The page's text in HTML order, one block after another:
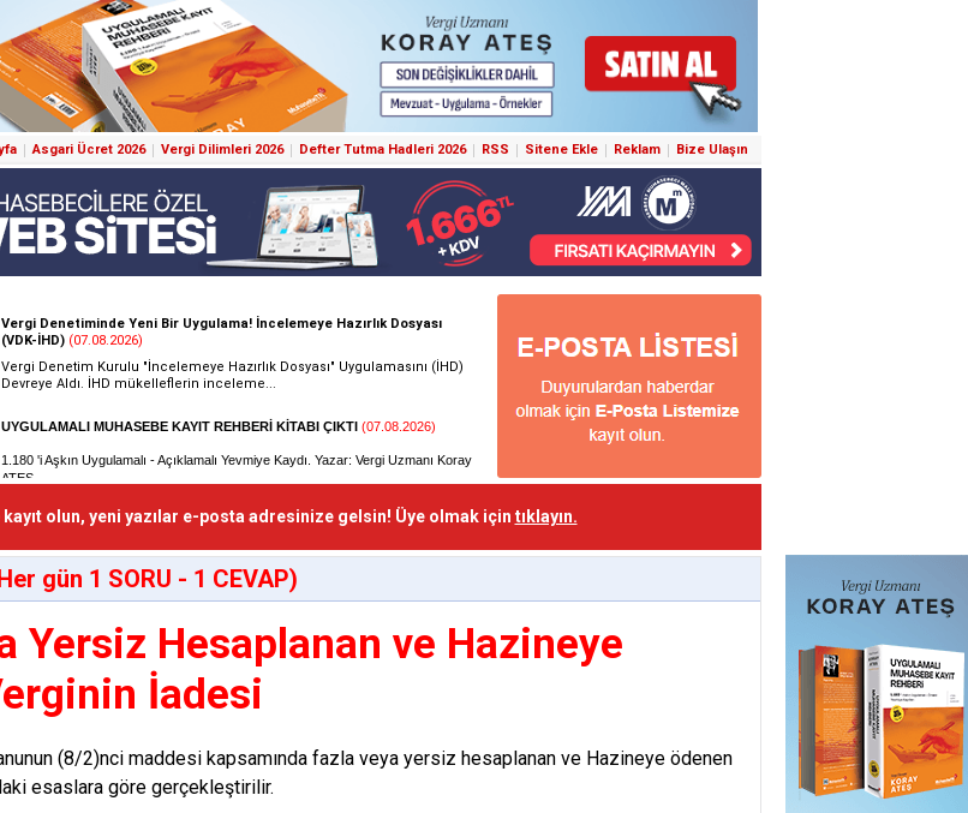
Asgari Ücret 2026 Vergi Dilimleri 2026 Defter Tutma Hadleri 2026 RSS Sitene Ekle Reklam Bize Ulaşın
olun, yeni yazılar e-posta adresinize gelsin! Üye olmak için tıklayın.
gün 1 SORU - 1 CEVAP)
Yersiz Hesaplanan ve Hazineye
İadesi
(8/2)nci maddesi kapsamında fazla veya yersiz hesaplanan ve Hazineye ödenen
esaslara göre gerçekleştirilir.